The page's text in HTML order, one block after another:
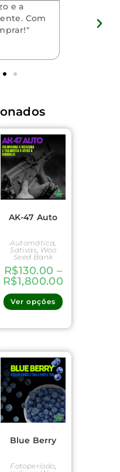
e a
Com
pelas
O brinde
AK-47 Auto
Automática
Sativas Woo
Seed Bank
R$130.00 –
R$1,800.00
Ver opções
Blue Berry
Fotoperíodo